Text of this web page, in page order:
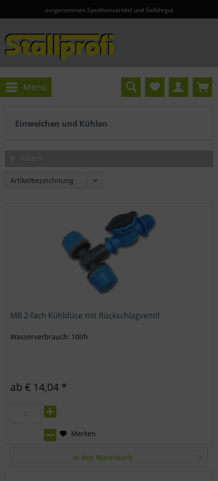
über 10.000 Artikel im Shop
Menü
Einweichen und Kühlen
MB 2-fach Kühldüse mit Rückschlagventil
Wasserverbrauch: 10l/h
ab € 14,04 *
In den Warenkorb
Merken